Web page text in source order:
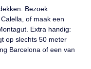
Bezoek
of maak een
Extra handig:
op slechts 50 meter
Barcelona of een van